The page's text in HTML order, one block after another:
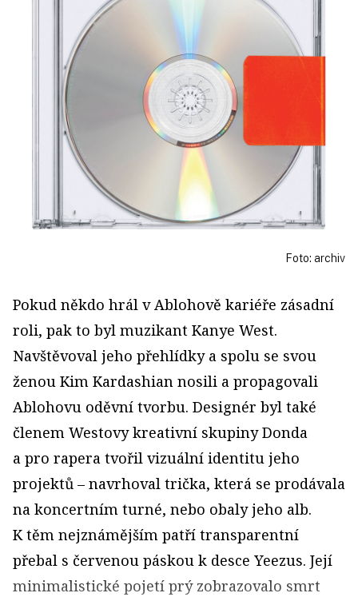
Foto: archiv
Pokud někdo hrál v Ablohově kariéře zásadní
roli, pak to byl muzikant Kanye West.
Navštěvoval jeho přehlídky a spolu se svou
ženou Kim Kardashian nosili a propagovali
Ablohovu oděvní tvorbu. Designér byl také
členem Westovy kreativní skupiny Donda
a pro rapera tvořil vizuální identitu jeho
projektů – navrhoval trička, která se prodávala
na koncertním turné, nebo obaly jeho alb.
K těm nejznámějším patří transparentní
přebal s červenou páskou k desce Yeezus. Její
minimalistické pojetí prý zobrazovalo smrt